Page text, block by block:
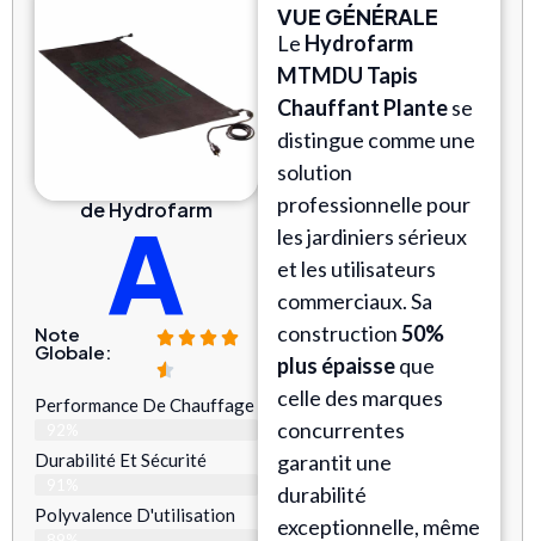
de Hydrofarm
A
Note
Globale:
Performance De Chauffage
Durabilité Et Sécurité
Polyvalence D'utilisation
VUE GÉNÉRALE
Le Hydrofarm
MTMDU Tapis
Chauffant Plantese
distingue comme une
solution
professionnelle pour
les jardiniers sérieux
et les utilisateurs
commerciaux. Sa
construction50%
plus épaisseque
celle des marques
concurrentes
garantit une
durabilité
exceptionnelle, même